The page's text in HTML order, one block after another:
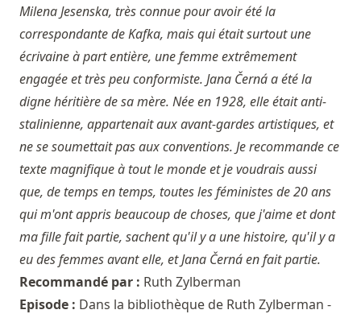
Milena Jesenska, très connue pour avoir été la
correspondante de Kafka, mais qui était surtout une
écrivaine à part entière, une femme extrêmement
engagée et très peu conformiste. Jana Černá a été la
digne héritière de sa mère. Née en 1928, elle était anti-
stalinienne, appartenait aux avant-gardes artistiques, et
ne se soumettait pas aux conventions. Je recommande ce
texte magnifique à tout le monde et je voudrais aussi
que, de temps en temps, toutes les féministes de 20 ans
qui m'ont appris beaucoup de choses, que j'aime et dont
ma fille fait partie, sachent qu'il y a une histoire, qu'il y a
eu des femmes avant elle, et Jana Černá en fait partie.
Recommandé par : Ruth Zylberman
Episode : Dans la bibliothèque de Ruth Zylberman -